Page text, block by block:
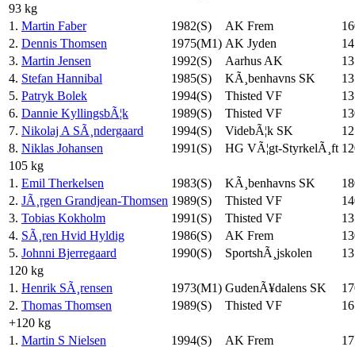
93 kg
1. Martin Faber 1982(S) AK Frem
2. Dennis Thomsen 1975(M1) AK Jyden
3. Martin Jensen 1992(S) Aarhus AK
4. Stefan Hannibal 1985(S) KÃ¸benhavns SK
5. Patryk Bolek 1994(S) Thisted VF
6. Dannie KyllingsbÃ¦k 1989(S) Thisted VF
7. Nikolaj A SÃ¸ndergaard 1994(S) VidebÃ¦k SK
8. Niklas Johansen 1991(S) HG VÃ¦gt-StyrkelÃ¸ft
105 kg
1. Emil Therkelsen 1983(S) KÃ¸benhavns SK
2. JÃ¸rgen Grandjean-Thomsen 1989(S) Thisted VF
3. Tobias Kokholm 1991(S) Thisted VF
4. SÃ¸ren Hvid Hyldig 1986(S) AK Frem
5. Johnni Bjerregaard 1990(S) SportshÃ¸jskolen
120 kg
1. Henrik SÃ¸rensen 1973(M1) GudenÃ¥dalens SK
2. Thomas Thomsen 1989(S) Thisted VF
+120 kg
1. Martin S Nielsen 1994(S) AK Frem